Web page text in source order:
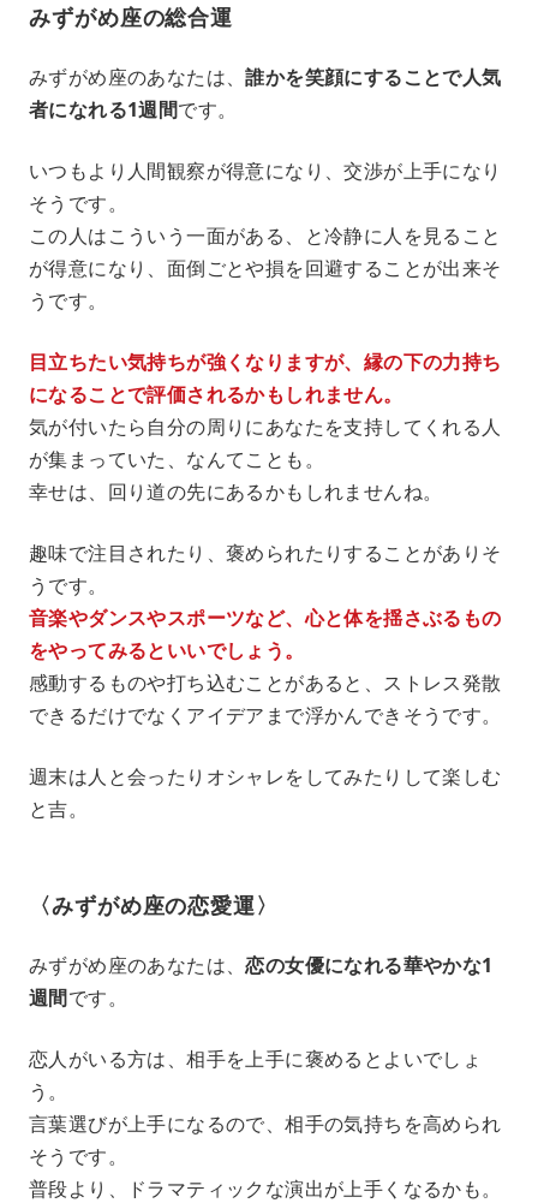
みずがめ座の総合運
みずがめ座のあなたは、誰かを笑顔にすることで人気
者になれる1週間です。
いつもより人間観察が得意になり、交渉が上手になり
そうです。
この人はこういう一面がある、と冷静に人を見ること
が得意になり、面倒ごとや損を回避することが出来そ
うです。
目立ちたい気持ちが強くなりますが、縁の下の力持ち
になることで評価されるかもしれません。
気が付いたら自分の周りにあなたを支持してくれる人
が集まっていた、なんてことも。
幸せは、回り道の先にあるかもしれませんね。
趣味で注目されたり、褒められたりすることがありそ
うです。
音楽やダンスやスポーツなど、心と体を揺さぶるもの
をやってみるといいでしょう。
感動するものや打ち込むことがあると、ストレス発散
できるだけでなくアイデアまで浮かんできそうです。
週末は人と会ったりオシャレをしてみたりして楽しむ
と吉。
〈みずがめ座の恋愛運〉
みずがめ座のあなたは、恋の女優になれる華やかな1
週間です。
恋人がいる方は、相手を上手に褒めるとよいでしょ
う。
言葉選びが上手になるので、相手の気持ちを高められ
そうです。
普段より、ドラマティックな演出が上手くなるかも。